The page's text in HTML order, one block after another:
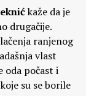
kaže da je
drugačije.
ranjenog
vlast
oda počast i
su se borile